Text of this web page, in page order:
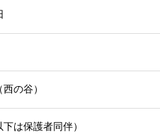
の谷）
は保護者同伴）